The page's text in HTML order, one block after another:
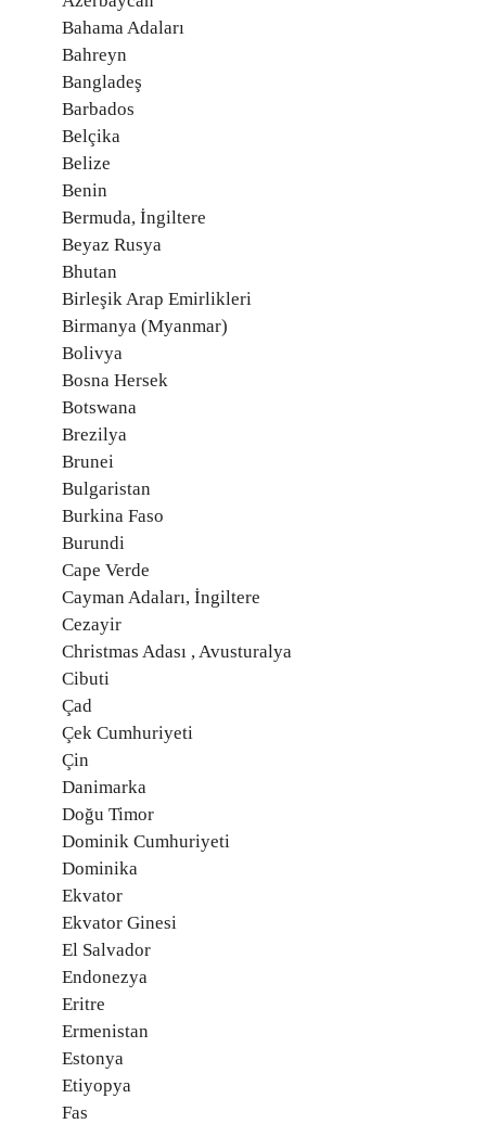
Bahama Adaları
Bahreyn
Bangladeş
Barbados
Belçika
Belize
Benin
Bermuda, İngiltere
Beyaz Rusya
Bhutan
Birleşik Arap Emirlikleri
Birmanya (Myanmar)
Bolivya
Bosna Hersek
Botswana
Brezilya
Brunei
Bulgaristan
Burkina Faso
Burundi
Cape Verde
Cayman Adaları, İngiltere
Cezayir
Christmas Adası , Avusturalya
Cibuti
Çad
Çek Cumhuriyeti
Çin
Danimarka
Doğu Timor
Dominik Cumhuriyeti
Dominika
Ekvator
Ekvator Ginesi
El Salvador
Endonezya
Eritre
Ermenistan
Estonya
Etiyopya
Fas